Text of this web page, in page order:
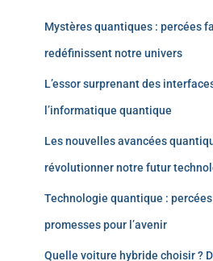
Mystères quantiques : percées
redéfinissent notre univers
L’essor surprenant des
l’informatique quantique
Les nouvelles avancées
révolutionner notre futur
Technologie quantique :
promesses pour l’avenir
Quelle voiture hybride choisir ?